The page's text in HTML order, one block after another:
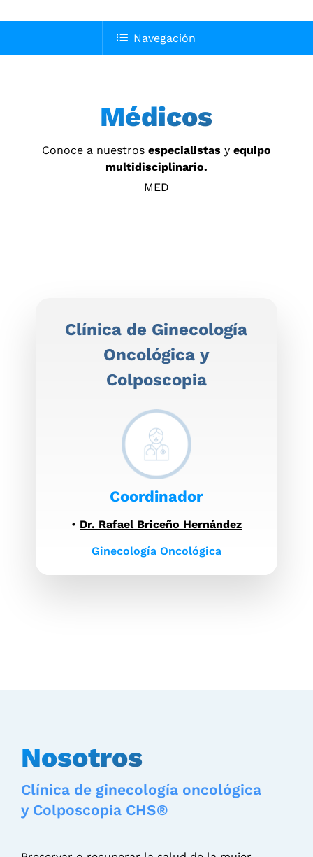
Navegación
Médicos
Conoce a nuestros especialistas y equipo
multidisciplinario.
MED
Clínica de Ginecología
Oncológica y
Colposcopia
Coordinador
• Dr. Rafael Briceño Hernández
Ginecología Oncológica
Nosotros
Clínica de ginecología oncológica
y Colposcopia CHS®